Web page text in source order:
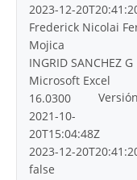
2023-12-
Frederick Nicolai
Mojica
INGRID SANCHEZ G
Microsoft Excel
16.0300
2021-10-
20T15:04:48Z
2023-12-
false